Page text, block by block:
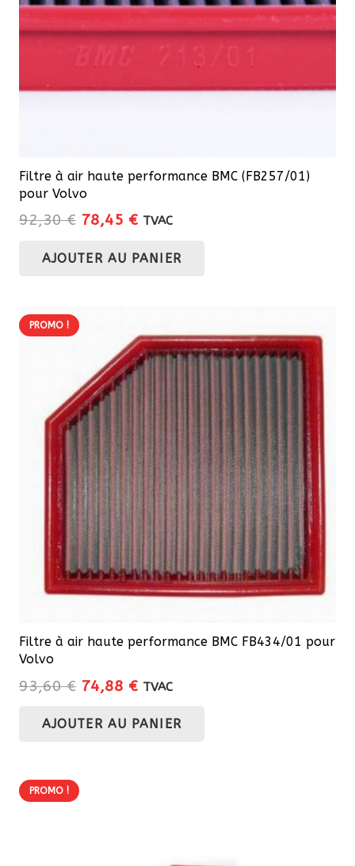
Filtre à air haute performance BMC (FB257/01)
pour Volvo
92,30€ Le
initial
78,45 €Le
actuel
TVAC
AJOUTER AU PANIER
PROMO !
Filtre à air haute performance BMC FB434/01 pour
Volvo
93,60€ Le
initial
74,88 €Le
actuel
TVAC
AJOUTER AU PANIER
PROMO !